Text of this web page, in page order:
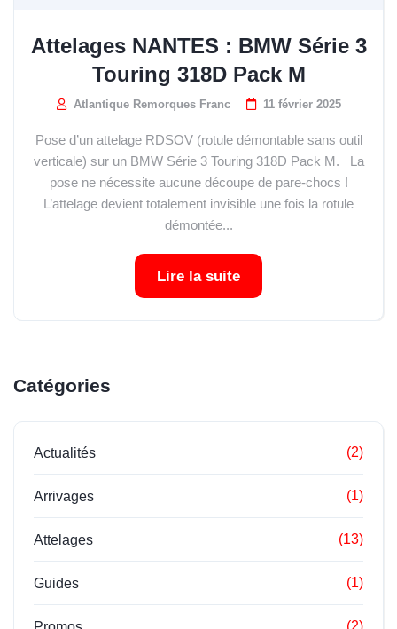
Attelages NANTES : BMW Série 3
Touring 318D Pack M
Atlantique Remorques Franc 11 février 2025
Pose d’un attelage RDSOV (rotule démontable sans outil
verticale) sur un BMW Série 3 Touring 318D Pack M. La
pose ne nécessite aucune découpe de pare-chocs !
L’attelage devient totalement invisible une fois la rotule
démontée...
Lire la suite
Catégories
Actualités (2)
Arrivages (1)
Attelages (13)
Guides (1)
(2)